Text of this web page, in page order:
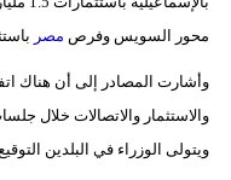
محور السويس وفرص مصر
وأشارت المصادر إلى أن هناك
والاستثمار والاتصالات خلال
ويتولى الوزراء في البلدين